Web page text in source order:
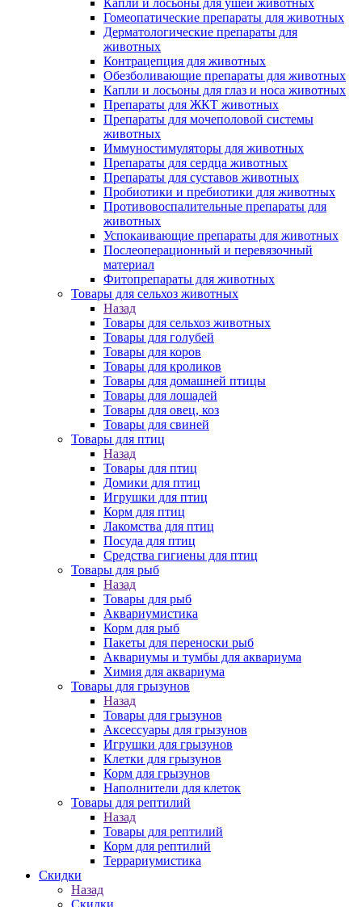
Капли и лосьоны для ушей животных
Гомеопатические препараты для животных
Дерматологические препараты для
животных
Контрацепция для животных
Обезболивающие препараты для животных
Капли и лосьоны для глаз и носа животных
Препараты для ЖКТ животных
Препараты для мочеполовой системы
животных
Иммуностимуляторы для животных
Препараты для сердца животных
Препараты для суставов животных
Пробиотики и пребиотики для животных
Противовоспалительные препараты для
животных
Успокаивающие препараты для животных
Послеоперационный и перевязочный
материал
Фитопрепараты для животных
Товары для сельхоз животных
Назад
Товары для сельхоз животных
Товары для голубей
Товары для коров
Товары для кроликов
Товары для домашней птицы
Товары для лошадей
Товары для овец, коз
Товары для свиней
Товары для птиц
Назад
Товары для птиц
Домики для птиц
Игрушки для птиц
Корм для птиц
Лакомства для птиц
Посуда для птиц
Средства гигиены для птиц
Товары для рыб
Назад
Товары для рыб
Аквариумистика
Корм для рыб
Пакеты для переноски рыб
Аквариумы и тумбы для аквариума
Химия для аквариума
Товары для грызунов
Назад
Товары для грызунов
Аксессуары для грызунов
Игрушки для грызунов
Клетки для грызунов
Корм для грызунов
Наполнители для клеток
Товары для рептилий
Назад
Товары для рептилий
Корм для рептилий
Террариумистика
Скидки
Назад
Скидки